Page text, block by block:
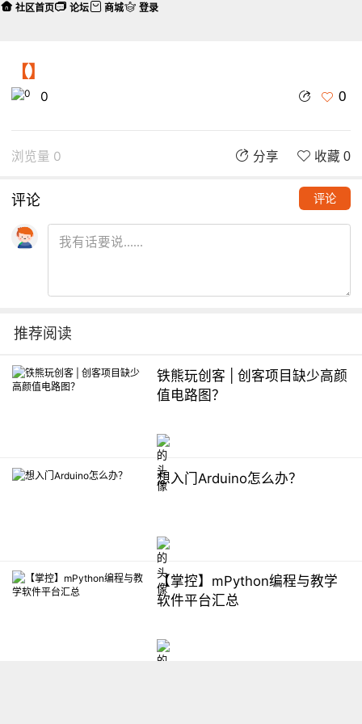
【】
0 0
浏览量 0 分享 收藏 0
评论 评论
推荐阅读
铁熊玩创客 | 创客项目缺少高颜
值电路图？
想入门Arduino怎么办？
【掌控】mPython编程与教学
软件平台汇总
社区首页 论坛 商城 登录